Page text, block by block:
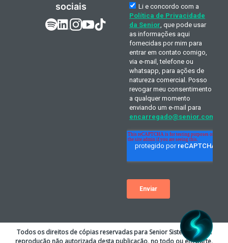
sociais
Todos os direitos de cópias reservadas para Senior Sistemas S.A. A
reprodução não autorizada desta publicação, no todo ou em parte,